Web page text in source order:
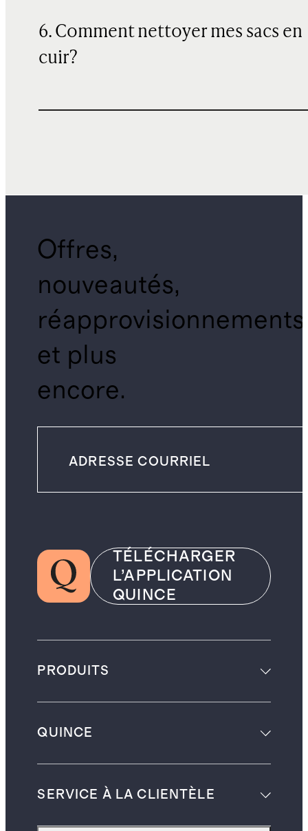
6. Comment nettoyer mes sacs en
cuir?
Offres,
nouveautés,
réapprovisionnements
et plus
encore.
TÉLÉCHARGER
L’APPLICATION
QUINCE
PRODUITS
QUINCE
SERVICE À LA CLIENTÈLE